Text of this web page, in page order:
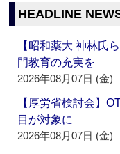
HEADLINE
【昭和薬大 神林氏
門教育の充実を
2026年08月07日 (金)
【厚労省検討会】
目が対象に
2026年08月07日 (金)